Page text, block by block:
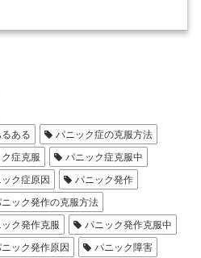
ある
パニック症の克服方法
症克服
パニック症克服中
ク症原因
パニック発作
ニック発作の克服方法
ク発作克服
パニック発作克服中
ニック発作原因
パニック障害